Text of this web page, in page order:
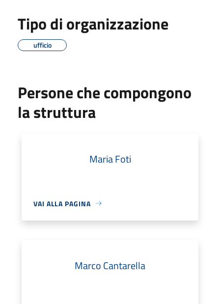
Tipo di organizzazione
ufficio
Persone che compongono
la struttura
Maria Foti
VAI ALLA PAGINA
Marco Cantarella